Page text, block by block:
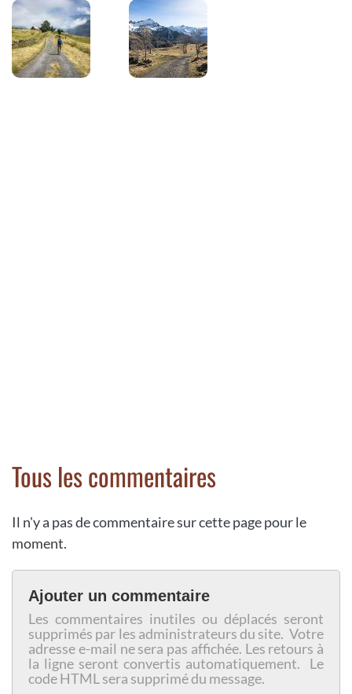
Tous les commentaires
Il n'y a pas de commentaire sur cette page pour le
moment.
Ajouter un commentaire
Les commentaires inutiles ou déplacés seront
supprimés par les administrateurs du site. Votre
adresse e-mail ne sera pas affichée. Les retours à
la ligne seront convertis automatiquement. Le
code HTML sera supprimé du message.